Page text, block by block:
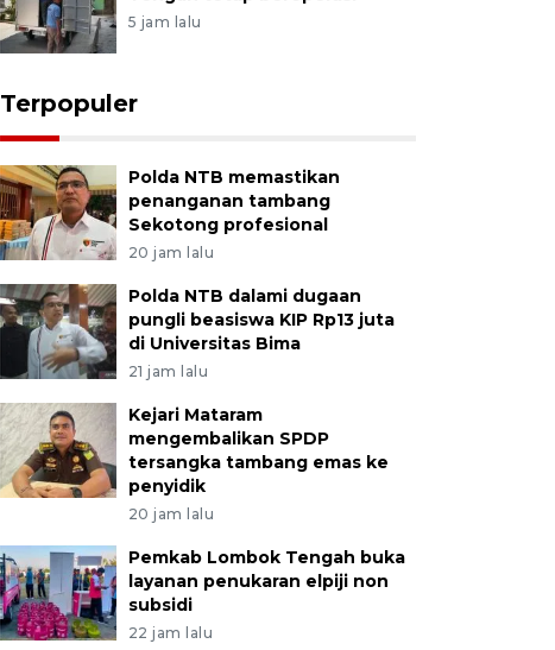
5 jam lalu
Terpopuler
Polda NTB memastikan
penanganan tambang
Sekotong profesional
20 jam lalu
Polda NTB dalami dugaan
pungli beasiswa KIP Rp13 juta
di Universitas Bima
21 jam lalu
Kejari Mataram
mengembalikan SPDP
tersangka tambang emas ke
penyidik
20 jam lalu
Pemkab Lombok Tengah buka
layanan penukaran elpiji non
subsidi
22 jam lalu